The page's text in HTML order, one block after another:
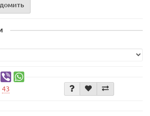
43